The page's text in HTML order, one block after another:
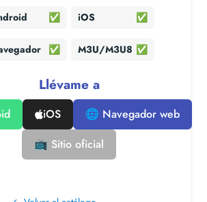
✅ iOS ✅
✅ M3U/M3U8 ✅
Llévame a
iOS
🌐 Navegador web
📺 Sitio oficial